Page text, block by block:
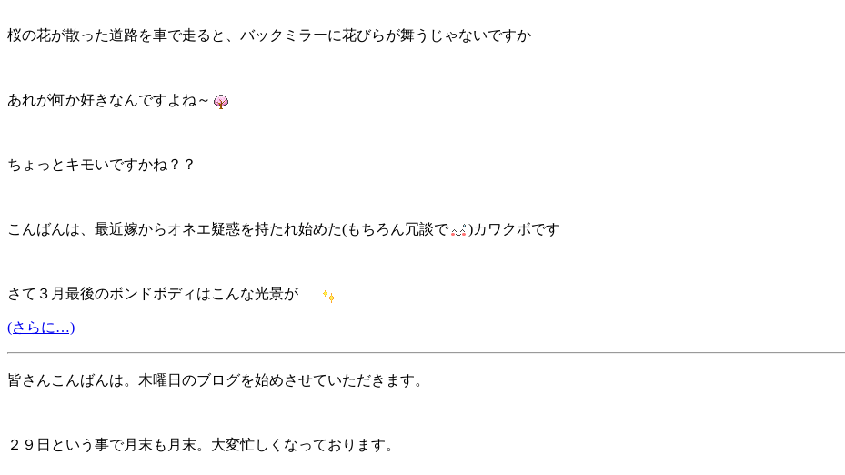
桜の花が散った道路を車で走ると、バックミラーに花びらが舞うじゃないですか
あれが何か好きなんですよね～
ちょっとキモいですかね？？
こんばんは、最近嫁からオネエ疑惑を持たれ始めた(もちろん冗談で )カワクボです
さて３月最後のボンドボディはこんな光景が
(さらに…)
皆さんこんばんは。木曜日のブログを始めさせていただきます。
２９日という事で月末も月末。大変忙しくなっております。